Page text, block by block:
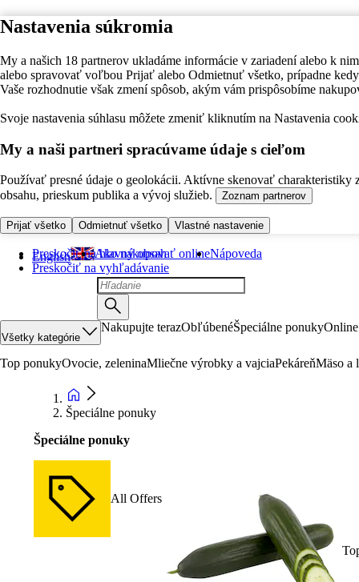
Nastavenia súkromia
My a našich 18 partnerov ukladáme informácie v zariadení alebo k
alebo spravovať voľbou Prijať alebo Odmietnuť všetko, prípadne
Vaše rozhodnutie však zmení spôsob, akým vám prispôsobíme
Svoje nastavenia súhlasu môžete zmeniť kliknutím na Nastavenia
My a naši partneri spracúvame údaje s cieľom
Používať presné údaje o geolokácii. Aktívne skenovať charakteristiky
obsahu, prieskum publika a vývoj služieb.
Zoznam partnerov
Prijať všetko Odmietnuť všetko Vlastné nastavenie
Preskočiť na hlavný obsah
Preskočiť na vyhľadávanie
English Ako nakupovať onlineNápoveda
Všetky kategórie
Nakupujte terazObľúbenéŠpeciálne ponuky
Top ponukyOvocie, zeleninaMliečne výrobky a vajciaPekáreňMäso a
Špeciálne ponuky
Špeciálne ponuky
All Offers